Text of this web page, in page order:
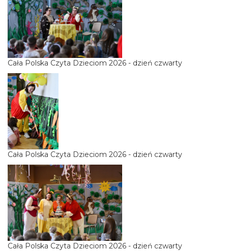
Cała Polska Czyta Dzieciom 2026 - dzień czwarty
Cała Polska Czyta Dzieciom 2026 - dzień czwarty
Cała Polska Czyta Dzieciom 2026 - dzień czwarty